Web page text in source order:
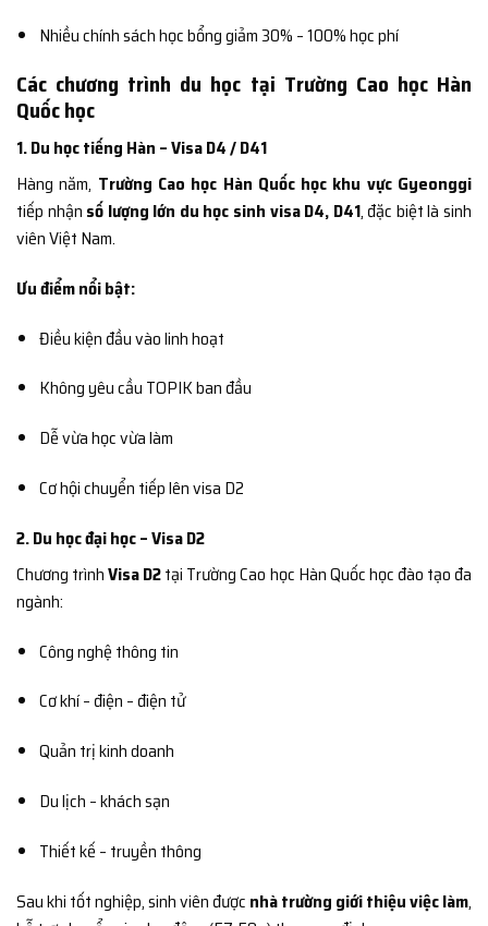
Nhiều chính sách học bổng giảm 30% – 100% học phí
Các chương trình du học tại Trường Cao học Hàn
Quốc học
1. Du học tiếng Hàn – Visa D4 / D41
Hàng năm, Trường Cao học Hàn Quốc học khu vực Gyeonggi
tiếp nhận số lượng lớn du học sinh visa D4, D41, đặc biệt là sinh
viên Việt Nam.
Ưu điểm nổi bật:
Điều kiện đầu vào linh hoạt
Không yêu cầu TOPIK ban đầu
Dễ vừa học vừa làm
Cơ hội chuyển tiếp lên visa D2
2. Du học đại học – Visa D2
Chương trìnhVisa D2tại Trường Cao học Hàn Quốc học đào tạo đa
ngành:
Công nghệ thông tin
Cơ khí – điện – điện tử
Quản trị kinh doanh
Du lịch – khách sạn
Thiết kế – truyền thông
Sau khi tốt nghiệp, sinh viên được nhà trường giới thiệu việc làm,